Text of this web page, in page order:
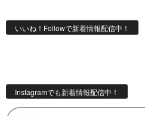
いいね！Followで新着情報配信中！
Instagramでも新着情報配信中！